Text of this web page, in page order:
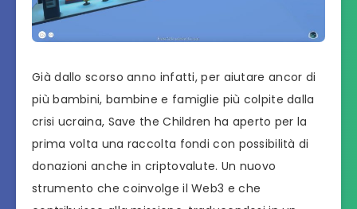
Già dallo scorso anno infatti, per aiutare ancor di
più bambini, bambine e famiglie più colpite dalla
crisi ucraina, Save the Children ha aperto per la
prima volta una raccolta fondi con possibilità di
donazioni anche in criptovalute. Un nuovo
strumento che coinvolge il Web3 e che